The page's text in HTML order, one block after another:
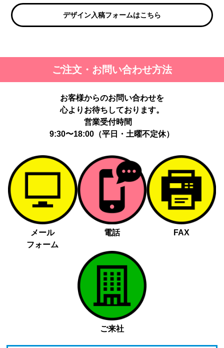
デザイン入稿フォームはこちら
ご注文・お問い合わせ方法
お客様からのお問い合わせを
心よりお待ちしております。
営業受付時間
9:30〜18:00（平日・土曜不定休）
メール
フォーム
電話 FAX
ご来社